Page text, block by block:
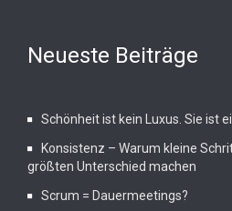
Neueste Beiträge
Schönheit ist kein Luxus. Sie ist
Konsistenz – Warum kleine
größten Unterschied machen
Scrum = Dauermeetings?